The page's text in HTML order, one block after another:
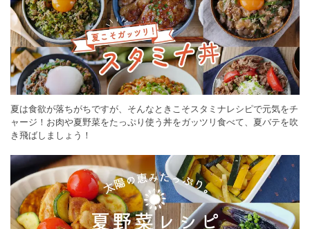
夏は食欲が落ちがちですが、そんなときこそスタミナレシピで元気をチ
ャージ！お肉や夏野菜をたっぷり使う丼をガッツリ食べて、夏バテを吹
き飛ばしましょう！